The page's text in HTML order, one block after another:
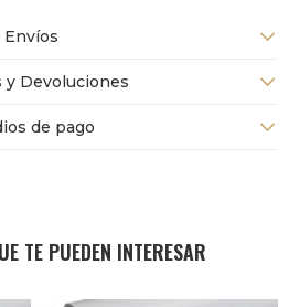
Envíos
y Devoluciones
de pago
TE PUEDEN INTERESAR